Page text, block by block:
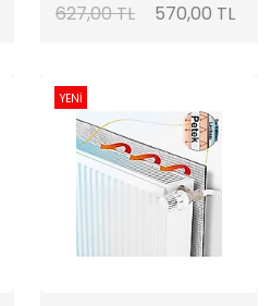
627,00 TL 570,00 TL
YENİ